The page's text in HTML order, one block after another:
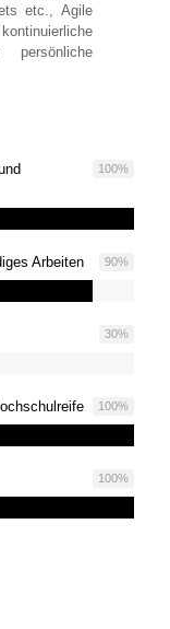
etc., Agile
persönliche
100%
Arbeiten 90%
30%
100%
100%